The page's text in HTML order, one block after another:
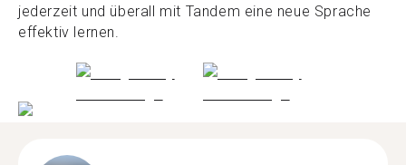
jederzeit und überall mit Tandem eine neue Sprache
effektiv lernen.